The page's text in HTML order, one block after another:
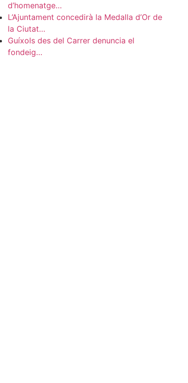
d’homenatge…
L’Ajuntament concedirà la Medalla d’Or de
la Ciutat…
Guíxols des del Carrer denuncia el
fondeig…